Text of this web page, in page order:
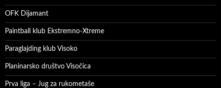
OFK Dijamant
Paintball klub Ekstremno-Xtreme
Paraglajding klub Visoko
Planinarsko društvo Visočica
Prva liga – Jug za rukometaše